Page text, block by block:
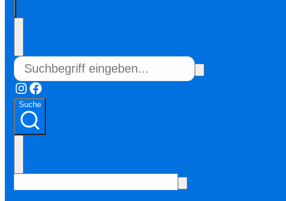
Instagram
Facebook
Suche